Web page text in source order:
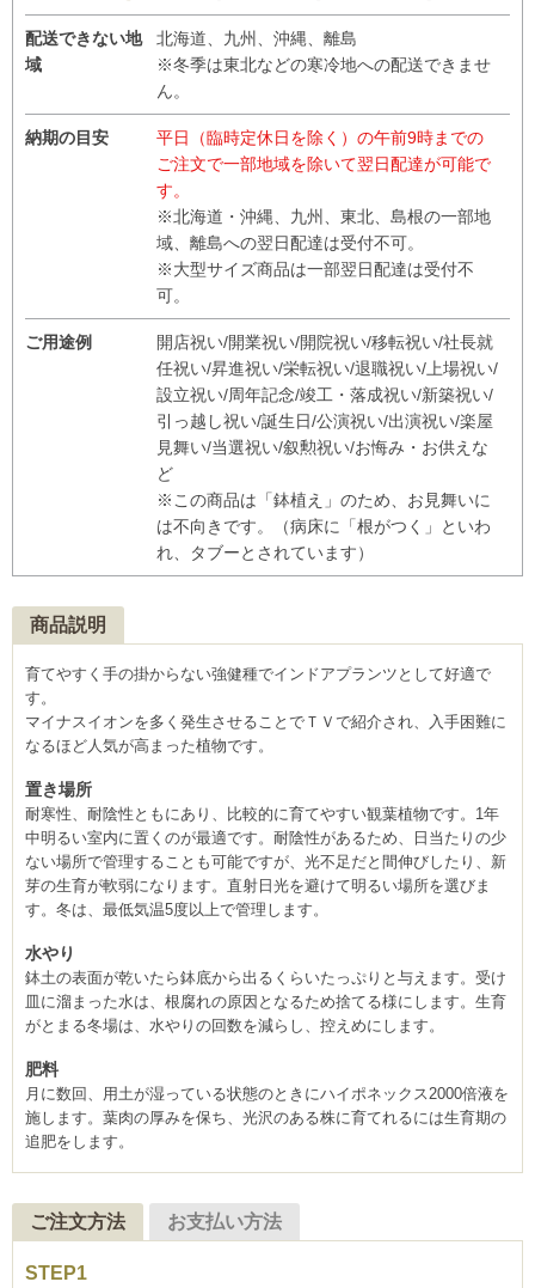
配送できない地
域
北海道、九州、沖縄、離島
※冬季は東北などの寒冷地への配送できませ
ん。
納期の目安
平日（臨時定休日を除く）の午前9時までの
ご注文で一部地域を除いて翌日配達が可能で
す。
※北海道・沖縄、九州、東北、島根の一部地
域、離島への翌日配達は受付不可。
※大型サイズ商品は一部翌日配達は受付不
可。
ご用途例
開店祝い/開業祝い/開院祝い/移転祝い/社長就
任祝い/昇進祝い/栄転祝い/退職祝い/上場祝い/
設立祝い/周年記念/竣工・落成祝い/新築祝い/
引っ越し祝い/誕生日/公演祝い/出演祝い/楽屋
見舞い/当選祝い/叙勲祝い/お悔み・お供えな
ど
※この商品は「鉢植え」のため、お見舞いに
は不向きです。（病床に「根がつく」といわ
れ、タブーとされています）
商品説明
育てやすく手の掛からない強健種でインドアプランツとして好適で
す。
マイナスイオンを多く発生させることでＴＶで紹介され、入手困難に
なるほど人気が高まった植物です。
置き場所
耐寒性、耐陰性ともにあり、比較的に育てやすい観葉植物です。1年
中明るい室内に置くのが最適です。耐陰性があるため、日当たりの少
ない場所で管理することも可能ですが、光不足だと間伸びしたり、新
芽の生育が軟弱になります。直射日光を避けて明るい場所を選びま
す。冬は、最低気温5度以上で管理します。
水やり
鉢土の表面が乾いたら鉢底から出るくらいたっぷりと与えます。受け
皿に溜まった水は、根腐れの原因となるため捨てる様にします。生育
がとまる冬場は、水やりの回数を減らし、控えめにします。
肥料
月に数回、用土が湿っている状態のときにハイポネックス2000倍液を
施します。葉肉の厚みを保ち、光沢のある株に育てれるには生育期の
追肥をします。
ご注文方法 お支払い方法